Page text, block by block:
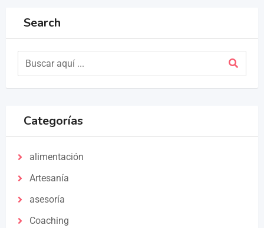
Search
Categorías
alimentación
Artesanía
asesoría
Coaching